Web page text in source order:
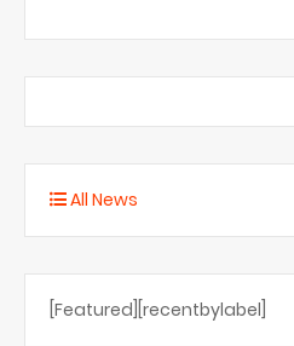
All News
[Featured][recentbylabel]